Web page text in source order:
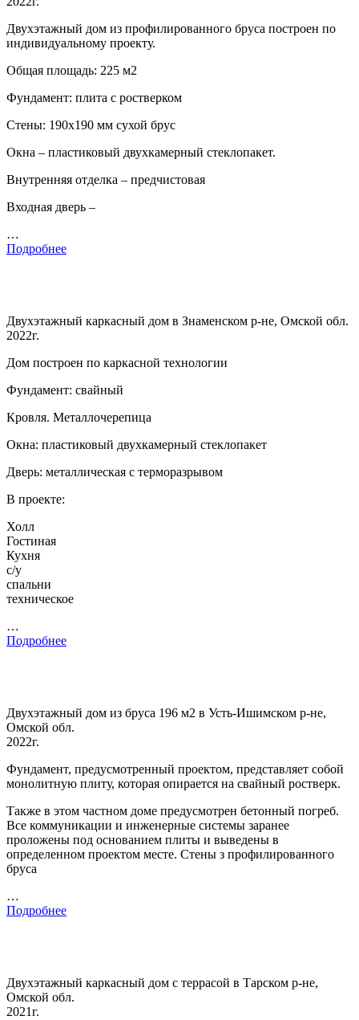
Двухэтажный дом из профилированного бруса построен по
индивидуальному проекту.
Общая площадь: 225 м2
Фундамент: плита с ростверком
Стены: 190х190 мм сухой брус
Окна – пластиковый двухкамерный стеклопакет.
Внутренняя отделка – предчистовая
Входная дверь –
…
Подробнее
Двухэтажный каркасный дом в Знаменском р-не, Омской обл.
2022г.
Дом построен по каркасной технологии
Фундамент: свайный
Кровля. Металлочерепица
Окна: пластиковый двухкамерный стеклопакет
Дверь: металлическая с терморазрывом
В проекте:
Холл
Гостиная
Кухня
с/у
спальни
техническое
…
Подробнее
Двухэтажный дом из бруса 196 м2 в Усть-Ишимском р-не,
Омской обл.
2022г.
Фундамент, предусмотренный проектом, представляет собой
монолитную плиту, которая опирается на свайный ростверк.
Также в этом частном доме предусмотрен бетонный погреб.
Все коммуникации и инженерные системы заранее
проложены под основанием плиты и выведены в
определенном проектом месте. Стены з профилированного
бруса
…
Подробнее
Двухэтажный каркасный дом с террасой в Тарском р-не,
Омской обл.
2021г.